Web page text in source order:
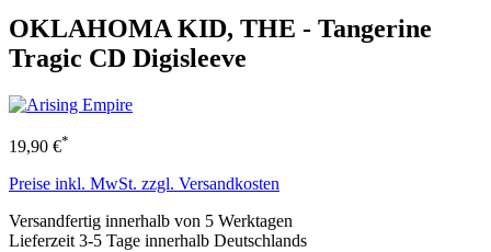
OKLAHOMA KID, THE - Tangerine
Tragic CD Digisleeve
19,90 €*
Preise inkl. MwSt. zzgl. Versandkosten
Versandfertig innerhalb von 5 Werktagen
Lieferzeit 3-5 Tage innerhalb Deutschlands